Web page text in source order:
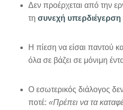
Δεν προέρχεται από την
τη συνεχή υπερδιέγερση
Η πίεση να είσαι παντού
όλα σε βάζει σε μόνιμη
Ο εσωτερικός διάλογος
ποτέ: «Πρέπει να τα